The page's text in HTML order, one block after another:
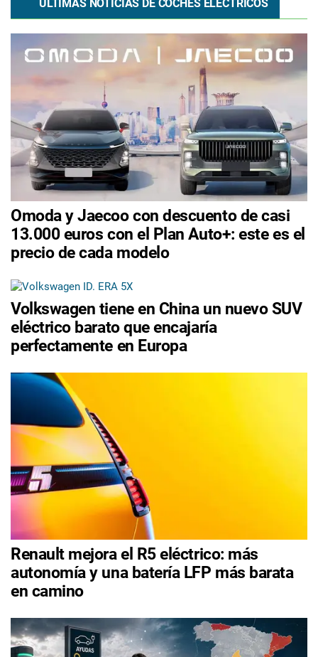
ÚLTIMAS NOTICIAS DE COCHES ELÉCTRICOS
Omoda y Jaecoo con descuento de casi
13.000 euros con el Plan Auto+: este es el
precio de cada modelo
Volkswagen tiene en China un nuevo SUV
eléctrico barato que encajaría
perfectamente en Europa
Renault mejora el R5 eléctrico: más
autonomía y una batería LFP más barata
en camino